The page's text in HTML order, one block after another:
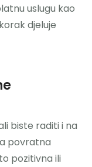
uslugu kao
djeluje
biste raditi i na
povratna
pozitivna ili